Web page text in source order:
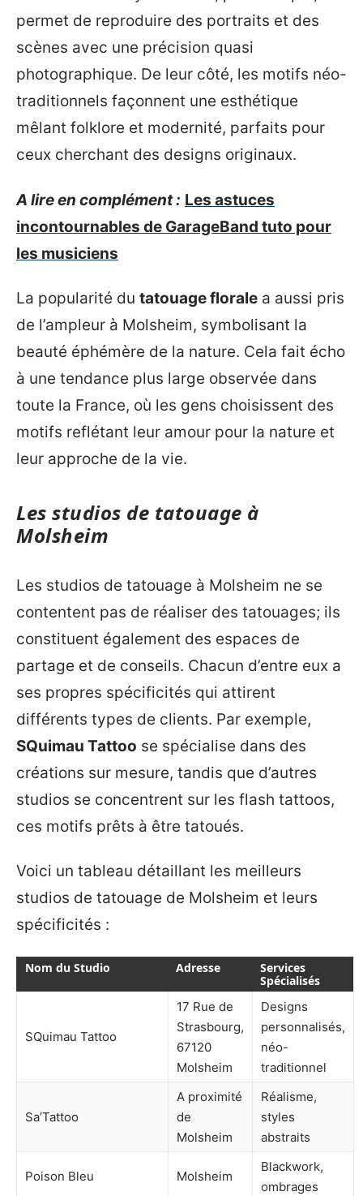
permet de reproduire des portraits et des
scènes avec une précision quasi
photographique. De leur côté, les motifs néo-
traditionnels façonnent une esthétique
mêlant folklore et modernité, parfaits pour
ceux cherchant des designs originaux.
A lire en complément : Les astuces
incontournables de GarageBand tuto pour
les musiciens
La popularité du tatouage florale a aussi pris
de l’ampleur à Molsheim, symbolisant la
beauté éphémère de la nature. Cela fait écho
à une tendance plus large observée dans
toute la France, où les gens choisissent des
motifs reflétant leur amour pour la nature et
leur approche de la vie.
Les studios de tatouage à
Molsheim
Les studios de tatouage à Molsheim ne se
contentent pas de réaliser des tatouages; ils
constituent également des espaces de
partage et de conseils. Chacun d’entre eux a
ses propres spécificités qui attirent
différents types de clients. Par exemple,
SQuimau Tattoo se spécialise dans des
créations sur mesure, tandis que d’autres
studios se concentrent sur les flash tattoos,
ces motifs prêts à être tatoués.
Voici un tableau détaillant les meilleurs
studios de tatouage de Molsheim et leurs
spécificités :
Nom du Studio Adresse
Services
Spécialisés
SQuimau Tattoo
17 Rue de
Strasbourg,
67120
Molsheim
Designs
personnalisés,
néo-
traditionnel
Sa’Tattoo
A proximité
de
Molsheim
Réalisme,
styles
abstraits
Poison Bleu Molsheim
Blackwork,
ombrages